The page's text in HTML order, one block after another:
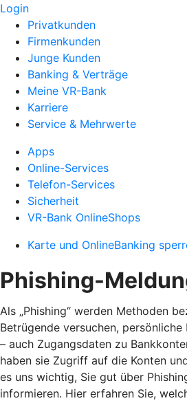
Login
Privatkunden
Firmenkunden
Junge Kunden
Banking & Verträge
Meine VR-Bank
Karriere
Service & Mehrwerte
Apps
Online-Services
Telefon-Services
Sicherheit
VR-Bank OnlineShops
Karte und OnlineBanking
Phishing-
Als „Phishing“ werden Methoden
Betrügende versuchen,
– auch Zugangsdaten zu
haben sie Zugriff auf die Konten
es uns wichtig, Sie gut über
informieren. Hier erfahren Sie,